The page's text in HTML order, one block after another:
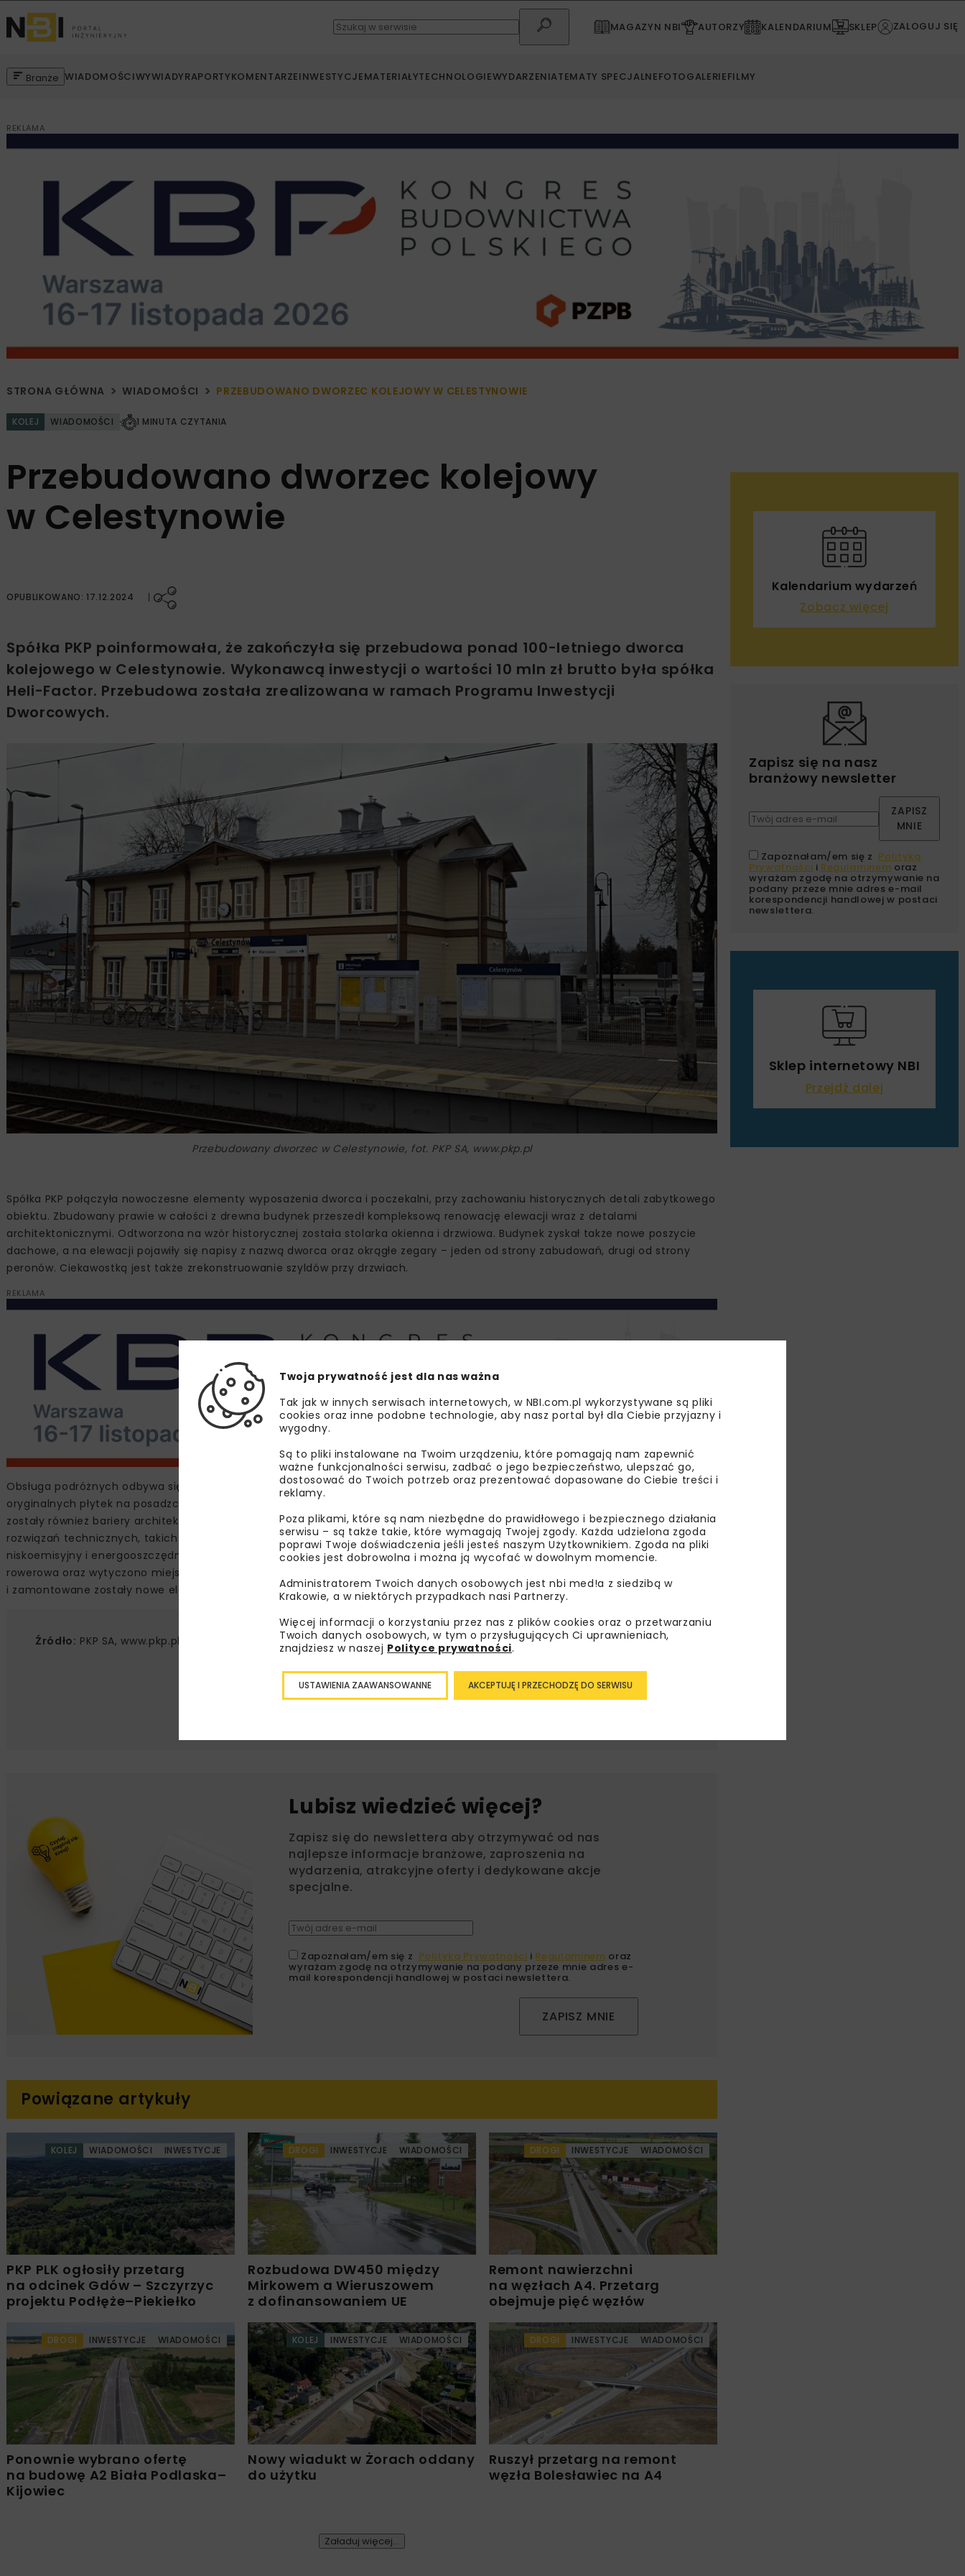
MAGAZYN NBI AUTORZY KALENDARIUM SKLEP ZALOGUJ SIĘ
Branże WIADOMOŚCIWYWIADYRAPORTYKOMENTARZEINWESTYCJEMATERIAŁYTECHNOLOGIEWYDARZENIATEMATY SPECJALNEFOTOGALERIEFILMY
REKLAMA
STRONA GŁÓWNA WIADOMOŚCI PRZEBUDOWANO DWORZEC KOLEJOWY W CELESTYNOWIE
KOLEJ WIADOMOŚCI 1 MINUTA CZYTANIA
Przebudowano dworzec kolejowy
w Celestynowie
OPUBLIKOWANO: 17.12.2024
Spółka PKP poinformowała, że zakończyła się przebudowa ponad 100-letniego dworca
kolejowego w Celestynowie. Wykonawcą inwestycji o wartości 10 mln zł brutto była spółka
Heli-Factor. Przebudowa została zrealizowana w ramach Programu Inwestycji
Dworcowych.
Przebudowany dworzec w Celestynowie, fot. PKP SA, www.pkp.pl
Spółka PKP połączyła nowoczesne elementy wyposażenia dworca i poczekalni, przy zachowaniu historycznych detali zabytkowego
obiektu. Zbudowany prawie w całości z drewna budynek przeszedł kompleksową renowację elewacji wraz z detalami
architektonicznymi. Odtworzona na wzór historycznej została stolarka okienna i drzwiowa. Budynek zyskał także nowe poszycie
dachowe, a na elewacji pojawiły się napisy z nazwą dworca oraz okrągłe zegary – jeden od strony zabudowań, drugi od strony
peronów. Ciekawostką jest także zrekonstruowanie szyldów przy drzwiach.
REKLAMA
Obsługa podróżnych odbywa się w holu dworca, który jednocześnie pełni funkcję poczekalni. Zdecydowano się na odtworzenie
oryginalnych płytek na posadzce tworzących geometryczny wzór, a także drewnianej boazerii na ścianach. Wyeliminowane
zostały również bariery architektoniczne oraz wprowadzono ułatwienia dla osób z niepełnosprawnościami. Dzięki zastosowaniu
rozwiązań technicznych, takich jak pompa ciepła czy systemy inteligentnego zarządzania budynkiem obiekt stał się bardziej
niskoemisyjny i energooszczędny. Zmieniło się także bezpośrednie otoczenie dworca. Powstały nowe nawierzchnie i wiata
rowerowa oraz wytyczono miejsce postojowe dla osób z niepełnosprawnościami, uporządkowana została także zieleń
i zamontowane zostały nowe elementy małej architektury miejskiej.
Źródło: PKP SA, www.pkp.pl
DWORZEC CELESTYNÓW
HELI-FACTOR INFRASTRUKTURA KOLEJOWA
Lubisz wiedzieć więcej?
Zapisz się do newslettera aby otrzymywać od nas
najlepsze informacje branżowe, zaproszenia na
wydarzenia, atrakcyjne oferty i dedykowane akcje
specjalne.
Zapoznałam/em się z Polityką Prywatności i Regulaminem oraz
wyrażam zgodę na otrzymywanie na podany przeze mnie adres e-
mail korespondencji handlowej w postaci newslettera.
ZAPISZ MNIE
Powiązane artykuły
KOLEJ WIADOMOŚCI INWESTYCJE
PKP PLK ogłosiły przetarg
na odcinek Gdów – Szczyrzyc
projektu Podłęże–Piekiełko
DROGI INWESTYCJE WIADOMOŚCI
Rozbudowa DW450 między
Mirkowem a Wieruszowem
z dofinansowaniem UE
DROGI INWESTYCJE WIADOMOŚCI
Remont nawierzchni
na węzłach A4. Przetarg
obejmuje pięć węzłów
DROGI INWESTYCJE WIADOMOŚCI
Ponownie wybrano ofertę
na budowę A2 Biała Podlaska–
Kijowiec
KOLEJ INWESTYCJE WIADOMOŚCI
Nowy wiadukt w Żorach oddany
do użytku
DROGI INWESTYCJE WIADOMOŚCI
Ruszył przetarg na remont
węzła Bolesławiec na A4
Załaduj więcej...
Kalendarium wydarzeń
Zobacz więcej
Zapisz się na nasz
branżowy newsletter
ZAPISZ
MNIE
Zapoznałam/em się z Polityką
Prywatności i Regulaminem oraz
wyrażam zgodę na otrzymywanie na
podany przeze mnie adres e-mail
korespondencji handlowej w postaci
newslettera.
Sklep internetowy NBI
Przejdź dalej
Twoja prywatność jest dla nas ważna
Tak jak w innych serwisach internetowych, w NBI.com.pl wykorzystywane są pliki
cookies oraz inne podobne technologie, aby nasz portal był dla Ciebie przyjazny i
wygodny.
Są to pliki instalowane na Twoim urządzeniu, które pomagają nam zapewnić
ważne funkcjonalności serwisu, zadbać o jego bezpieczeństwo, ulepszać go,
dostosować do Twoich potrzeb oraz prezentować dopasowane do Ciebie treści i
reklamy.
Poza plikami, które są nam niezbędne do prawidłowego i bezpiecznego działania
serwisu – są także takie, które wymagają Twojej zgody. Każda udzielona zgoda
poprawi Twoje doświadczenia jeśli jesteś naszym Użytkownikiem. Zgoda na pliki
cookies jest dobrowolna i można ją wycofać w dowolnym momencie.
Administratorem Twoich danych osobowych jest nbi med!a z siedzibą w
Krakowie, a w niektórych przypadkach nasi Partnerzy.
Więcej informacji o korzystaniu przez nas z plików cookies oraz o przetwarzaniu
Twoich danych osobowych, w tym o przysługujących Ci uprawnieniach,
znajdziesz w naszej Polityce prywatności.
AKCEPTUJĘ I PRZECHODZĘ DO SERWISU
USTAWIENIA ZAAWANSOWANNE